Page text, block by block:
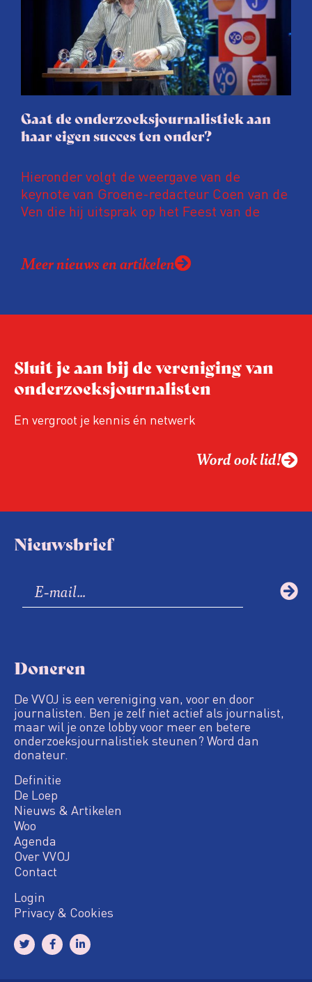
journalisten tijd, ook ervaren zij stress en
soms worden publicaties aangepast of
gaat de hele publicatie zelfs niet door.
Gaat de onderzoeksjournalistiek aan
haar eigen succes ten onder?
Hieronder volgt de weergave van de
keynote van Groene-redacteur Coen van de
Ven die hij uitsprak op het Feest van de
Coen uit zijn zorgen over de relatie tussen
de macht, de pers en het publiek aan de
Niet de maker, maar de ontvanger
relevant in tijden van nieuwe verzuiling?
Hoe moet de journalistiek omgaan met
een steeds onverschilligere macht?
Meer nieuws en artikelen
Sluit je aan bij de vereniging van
onderzoeksjournalisten
En vergroot je kennis én netwerk
Word ook lid!
Nieuwsbrief
Doneren
De VVOJ is een vereniging van, voor en door
journalisten. Ben je zelf niet actief als journalist,
maar wil je onze lobby voor meer en betere
onderzoeksjournalistiek steunen? Word dan
donateur.
Definitie
De Loep
Nieuws & Artikelen
Woo
Agenda
Over VVOJ
Contact
Login
Privacy & Cookies